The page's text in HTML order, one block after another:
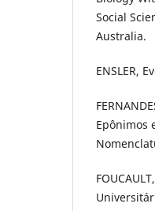
Social
Australia.
ENSLER,
Epônimos